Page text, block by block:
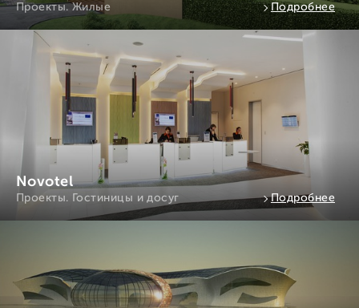
Проекты. Жилые Подробнее
Novotel
Проекты. Гостиницы и досуг Подробнее